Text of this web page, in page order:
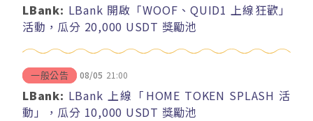
LBank: LBank 開啟「WOOF、QUID1 上線狂歡」
活動，瓜分 20,000 USDT 獎勵池
一般公告 08/05 21:00
LBank: LBank 上線「HOME TOKEN SPLASH 活
動」，瓜分 10,000 USDT 獎勵池